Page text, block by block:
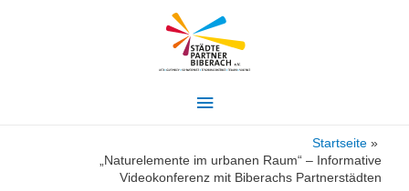
Hauptmenü
Startseite
„Naturelemente im urbanen Raum“ – Informative
Videokonferenz mit Biberachs Partnerstädten